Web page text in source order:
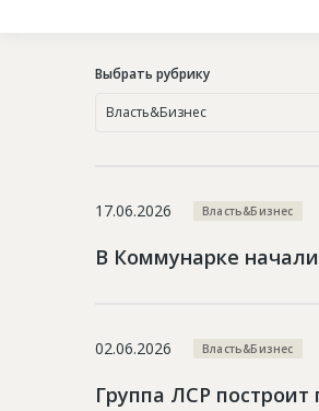
Выбрать рубрику
Власть&Бизнес
17.06.2026 Власть&Бизнес
В Коммунарке
02.06.2026 Власть&Бизнес
Группа ЛСР